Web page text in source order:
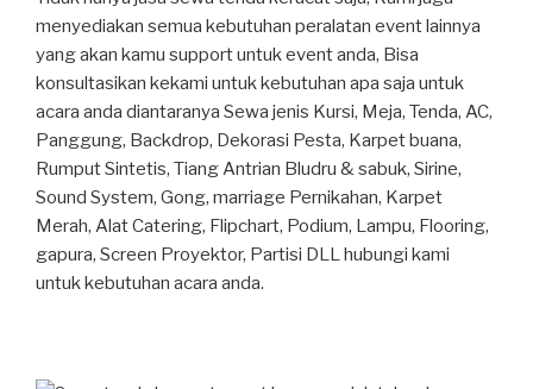
menyediakan semua kebutuhan peralatan eventlainnya
yang akan kamu support untuk event anda, Bisa
konsultasikan kekami untuk kebutuhan apa saja untuk
acara anda diantaranya Sewa jenis Kursi, Meja, Tenda, AC,
Panggung, Backdrop, Dekorasi Pesta, Karpet buana,
Rumput Sintetis, Tiang Antrian Bludru & sabuk, Sirine,
Sound System, Gong, marriage Pernikahan, Karpet
Merah, Alat Catering, Flipchart, Podium, Lampu, Flooring,
gapura, Screen Proyektor, Partisi DLL hubungi kami
untuk kebutuhan acara anda.